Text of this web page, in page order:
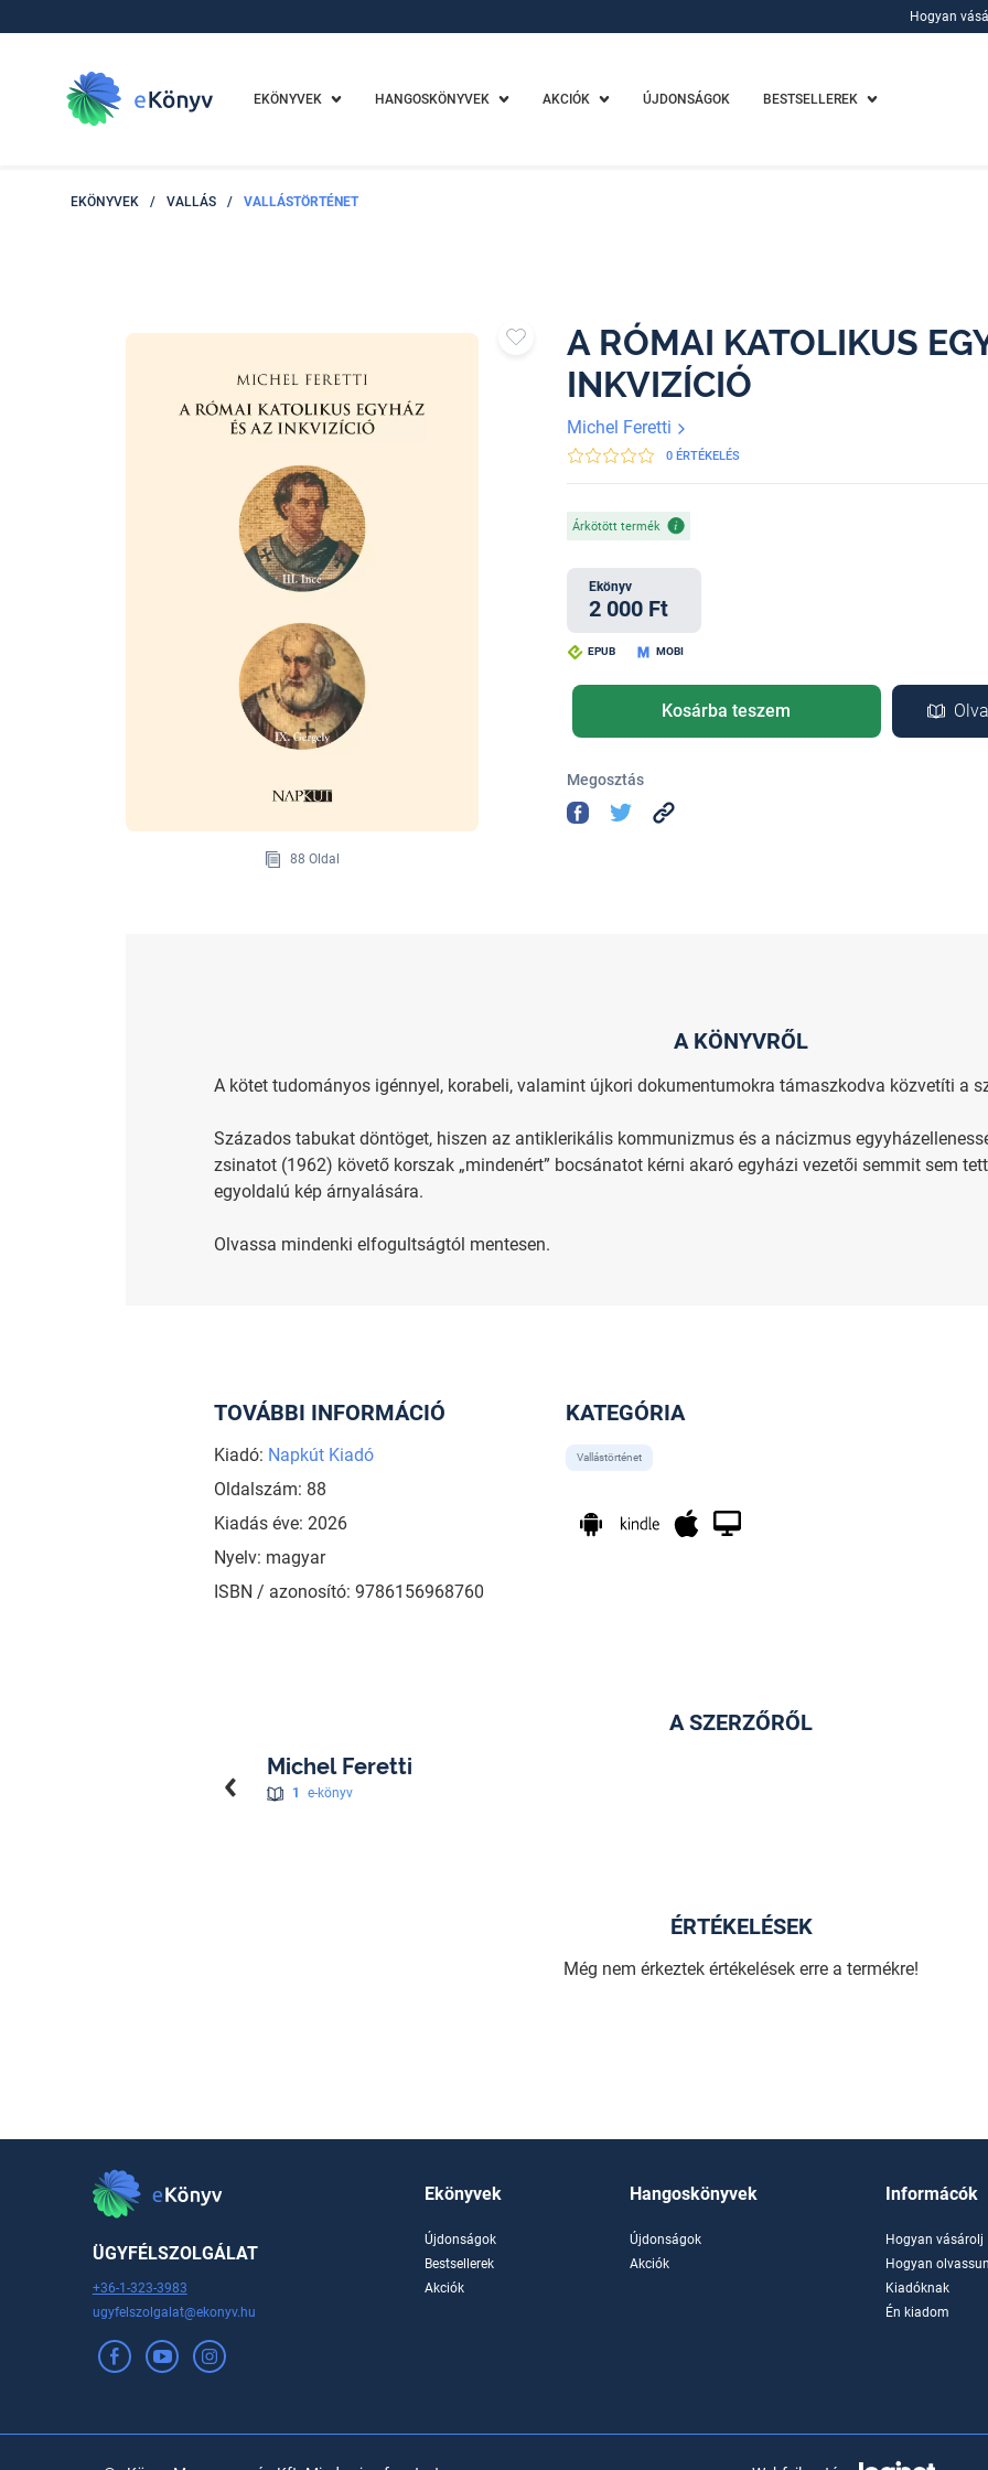
Hogyan
EKÖNYVEK HANGOSKÖNYVEK AKCIÓK ÚJDONSÁGOK BESTSELLEREK
EKÖNYVEK / VALLÁS / VALLÁSTÖRTÉNET
88 Oldal
A RÓMAI KATOLIKUS
INKVIZÍCIÓ
Michel Feretti
0 ÉRTÉKELÉS
Árkötött termék
Ekönyv
2 000 Ft
EPUB MOBI
Kosárba teszem
Megosztás
A KÖNYVRŐL
A kötet tudományos igénnyel, korabeli, valamint újkori dokumentumokra támaszkodva közvetíti a
Százados tabukat döntöget, hiszen az antiklerikális kommunizmus és a nácizmus
zsinatot (1962) követő korszak „mindenért” bocsánatot kérni akaró egyházi vezetői semmit sem
egyoldalú kép árnyalására.
Olvassa mindenki elfogultságtól mentesen.
TOVÁBBI INFORMÁCIÓ
Kiadó: Napkút Kiadó
Oldalszám: 88
Kiadás éve: 2026
Nyelv: magyar
ISBN / azonosító: 9786156968760
KATEGÓRIA
Vallástörténet
A SZERZŐRŐL
Michel Feretti
1 e-könyv
ÉRTÉKELÉSEK
Még nem érkeztek értékelések erre a termékre!
ÜGYFÉLSZOLGÁLAT
+36-1-323-3983
ugyfelszolgalat@ekonyv.hu
Ekönyvek
Újdonságok
Bestsellerek
Akciók
Hangoskönyvek
Újdonságok
Akciók
Informácók
Hogyan vásárolj
Hogyan
Kiadóknak
Én kiadom